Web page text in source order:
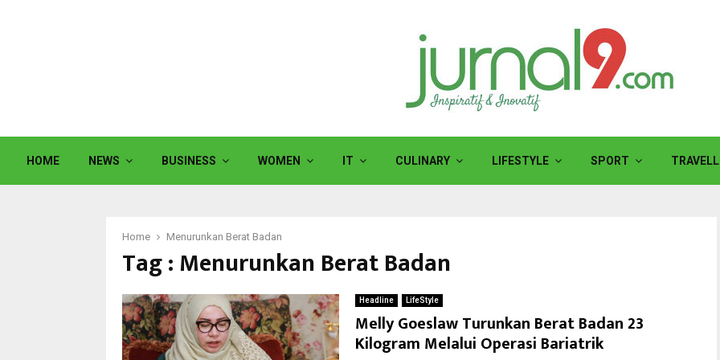
HOME NEWS BUSINESS WOMEN IT CULINARY LIFESTYLE SPORT
Home Menurunkan Berat Badan
Tag : Menurunkan Berat Badan
Headline LifeStyle
Melly Goeslaw Turunkan Berat Badan 23
Kilogram Melalui Operasi Bariatrik